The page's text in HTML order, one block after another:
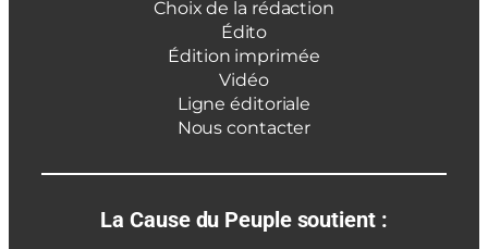
Choix de la rédaction
Édito
Édition imprimée
Vidéo
Ligne éditoriale
Nous contacter
La Cause du Peuple soutient :